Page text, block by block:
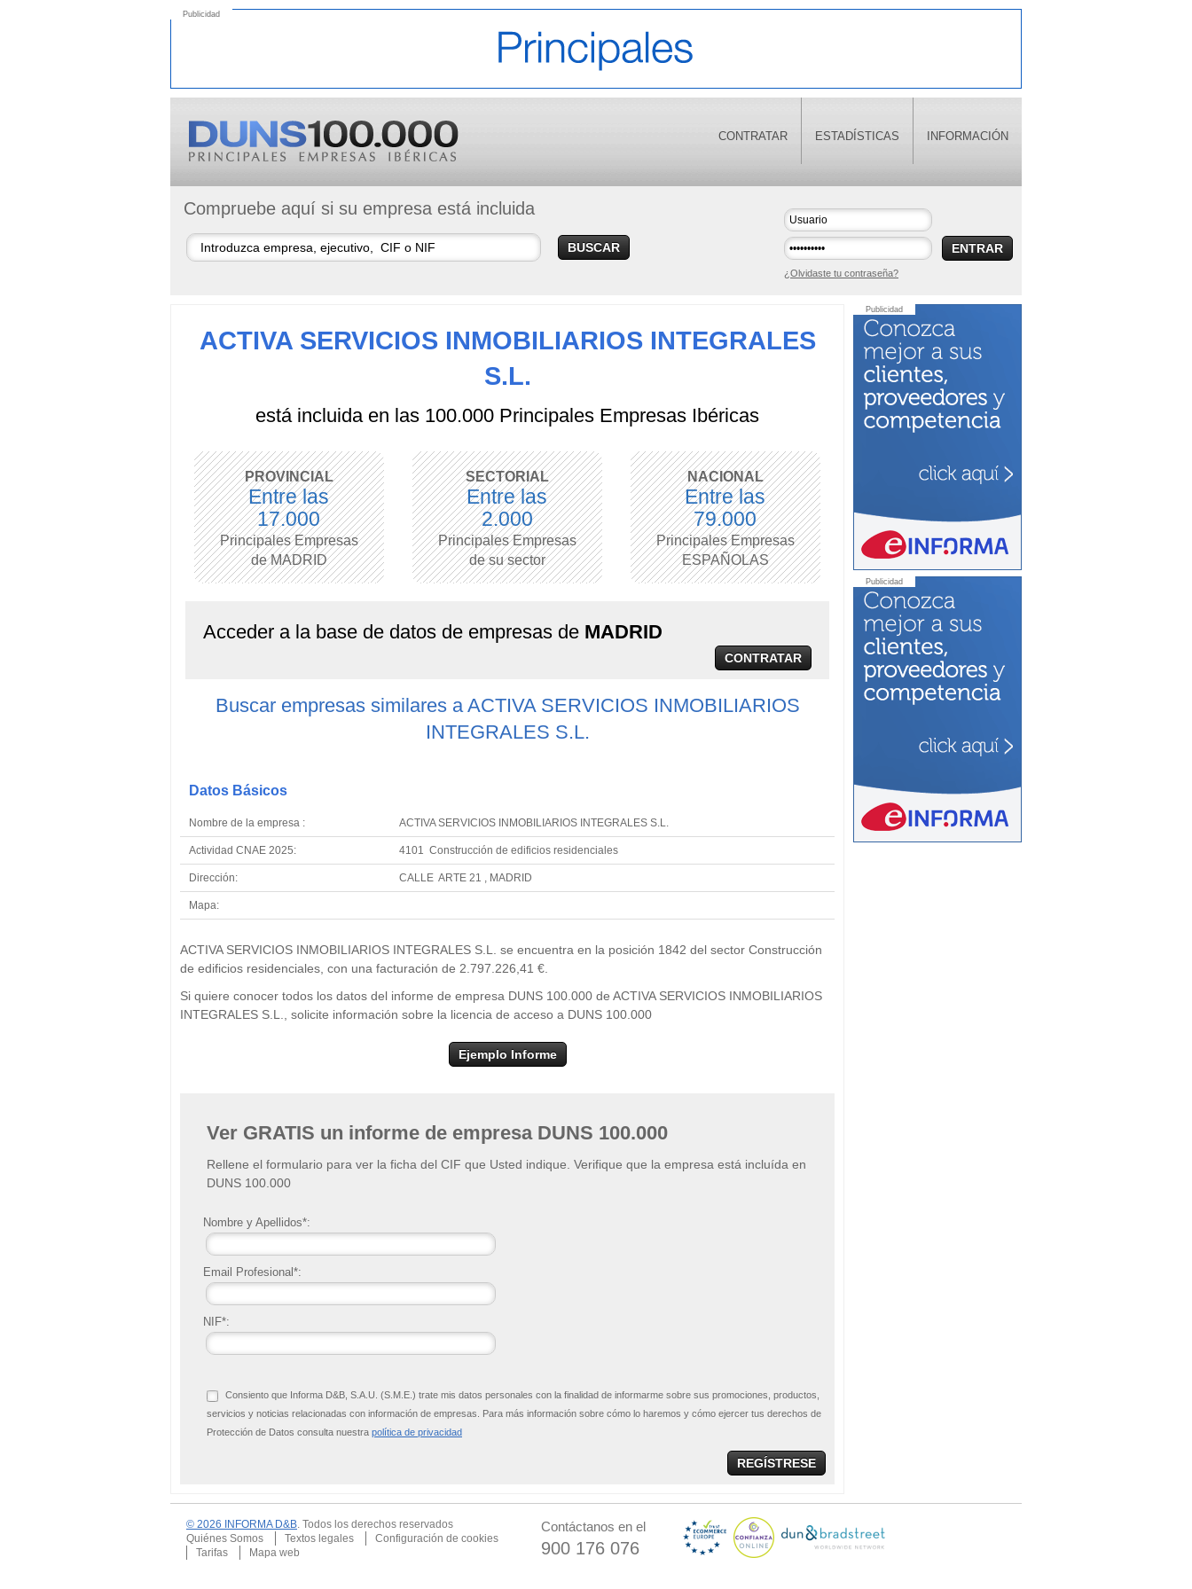
Publicidad
CONTRATAR ESTADÍSTICAS INFORMACIÓN
Compruebe aquí si su empresa está incluida
BUSCAR ENTRAR
¿Olvidaste tu contraseña?
ACTIVA SERVICIOS INMOBILIARIOS INTEGRALES
S.L.
está incluida en las 100.000 Principales Empresas Ibéricas
PROVINCIAL
Entre las
17.000
Principales Empresas
de MADRID
SECTORIAL
Entre las
2.000
Principales Empresas
de su sector
NACIONAL
Entre las
79.000
Principales Empresas
ESPAÑOLAS
Acceder a la base de datos de empresas de MADRID
CONTRATAR
Buscar empresas similares a ACTIVA SERVICIOS INMOBILIARIOS
INTEGRALES S.L.
Datos Básicos
Nombre de la empresa : ACTIVA SERVICIOS INMOBILIARIOS INTEGRALES S.L.
Actividad CNAE 2025: 4101 Construcción de edificios residenciales
Dirección: CALLE ARTE 21 , MADRID
Mapa:
S.L.
×
−
ACTIVA SERVICIOS INMOBILIARIOS INTEGRALES S.L. se encuentra en la posición 1842 del sector Construcción
de edificios residenciales, con una facturación de 2.797.226,41 €.
Si quiere conocer todos los datos del informe de empresa DUNS 100.000 de ACTIVA SERVICIOS INMOBILIARIOS
INTEGRALES S.L., solicite información sobre la licencia de acceso a DUNS 100.000
Ejemplo Informe
Ver GRATIS un informe de empresa DUNS 100.000
Rellene el formulario para ver la ficha del CIF que Usted indique. Verifique que la empresa está incluída en
DUNS 100.000
Nombre y Apellidos*:
Email Profesional*:
NIF*:
Consiento que Informa D&B, S.A.U. (S.M.E.) trate mis datos personales con la finalidad de informarme sobre sus promociones, productos,
servicios y noticias relacionadas con información de empresas. Para más información sobre cómo lo haremos y cómo ejercer tus derechos de
Protección de Datos consulta nuestra política de privacidad
REGÍSTRESE
Publicidad
Publicidad
© 2026 INFORMA D&B. Todos los derechos reservados
Quiénes Somos
Textos legales
Configuración de cookies
Tarifas
Mapa web
Contáctanos en el
900 176 076